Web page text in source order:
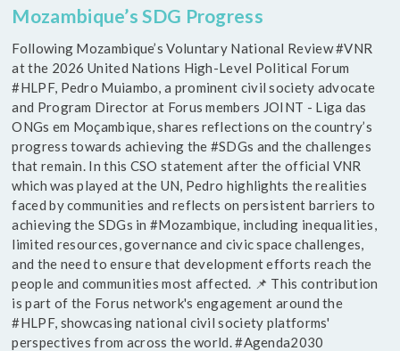
Mozambique’s SDG Progress
Following Mozambique’s Voluntary National Review #VNR
at the 2026 United Nations High-Level Political Forum
#HLPF, Pedro Muiambo, a prominent civil society advocate
and Program Director at Forus members JOINT - Liga das
ONGs em Moçambique, shares reflections on the country’s
progress towards achieving the #SDGs and the challenges
that remain. In this CSO statement after the official VNR
which was played at the UN, Pedro highlights the realities
faced by communities and reflects on persistent barriers to
achieving the SDGs in #Mozambique, including inequalities,
limited resources, governance and civic space challenges,
and the need to ensure that development efforts reach the
people and communities most affected. 📌 This contribution
is part of the Forus network's engagement around the
#HLPF, showcasing national civil society platforms'
perspectives from across the world. #Agenda2030